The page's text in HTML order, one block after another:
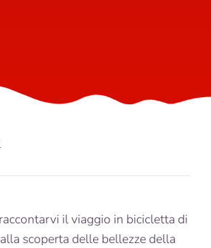
il viaggio in bicicletta di
alla scoperta delle bellezze della